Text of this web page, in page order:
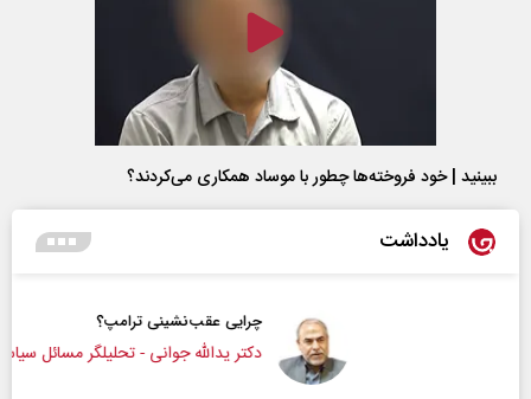
ببینید | خود فروخته‌ها چطور با موساد همکاری می‌کردند؟
یادداشت
چرایی عقب‌نشینی ترامپ؟
دکتر یدالله جوانی - تحلیلگر مسائل سیاسی